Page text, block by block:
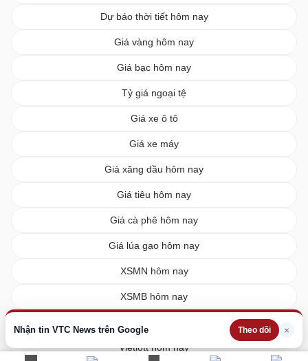
Nhận tin VTC News trên Google Theo dõi ×
Dự báo thời tiết hôm nay
Giá vàng hôm nay
Giá bạc hôm nay
Tỷ giá ngoại tệ
Giá xe ô tô
Giá xe máy
Giá xăng dầu hôm nay
Giá tiêu hôm nay
Giá cà phê hôm nay
Giá lúa gạo hôm nay
XSMN hôm nay
XSMB hôm nay
Vietlott hôm nay